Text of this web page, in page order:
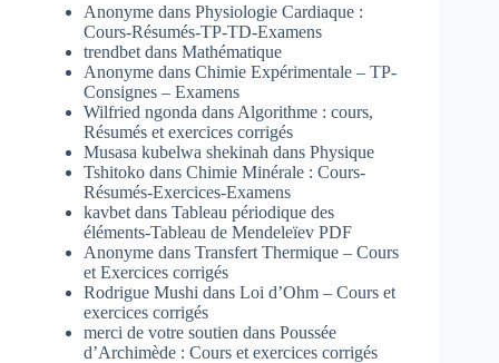
Anonyme dans Physiologie Cardiaque :
Cours-Résumés-TP-TD-Examens
trendbet dans Mathématique
Anonyme dans Chimie Expérimentale – TP-
Consignes – Examens
Wilfried ngonda dans Algorithme : cours,
Résumés et exercices corrigés
Musasa kubelwa shekinah dans Physique
Tshitoko dans Chimie Minérale : Cours-
Résumés-Exercices-Examens
kavbet dans Tableau périodique des
éléments-Tableau de Mendeleïev PDF
Anonyme dans Transfert Thermique – Cours
et Exercices corrigés
Rodrigue Mushi dans Loi d’Ohm – Cours et
exercices corrigés
merci de votre soutien dans Poussée
d’Archimède : Cours et exercices corrigés